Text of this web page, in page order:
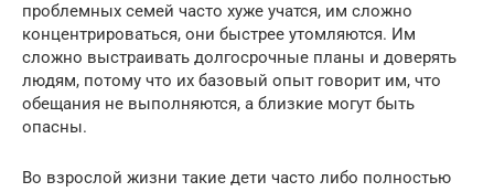
проблемных семей часто хуже учатся, им сложно
концентрироваться, они быстрее утомляются. Им
сложно выстраивать долгосрочные планы и доверять
людям, потому что их базовый опыт говорит им, что
обещания не выполняются, а близкие могут быть
опасны.
Во взрослой жизни такие дети часто либо полностью